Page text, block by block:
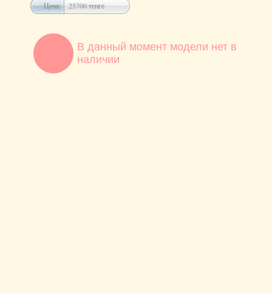
Цена: 25700 тенге
В данный момент модели нет в
наличии